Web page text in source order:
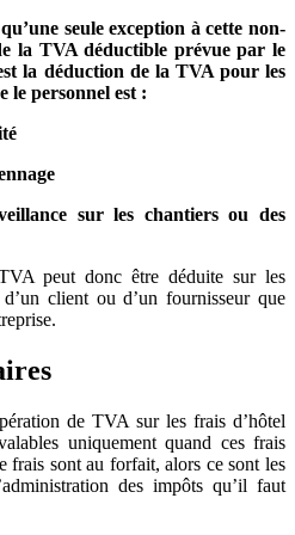
seule exception à cette non-
la TVA déductible prévue par le
la déduction de la TVA pour les
le personnel est :
sur les chantiers ou des
peut donc être déduite sur les
client ou d’un fournisseur que
de TVA sur les frais d’hôtel
uniquement quand ces frais
frais sont au forfait, alors ce sont les
des impôts qu’il faut